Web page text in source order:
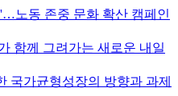
노동 존중 문화 확산 캠페인
함께 그려가는 새로운 내일
국가균형성장의 방향과 과제